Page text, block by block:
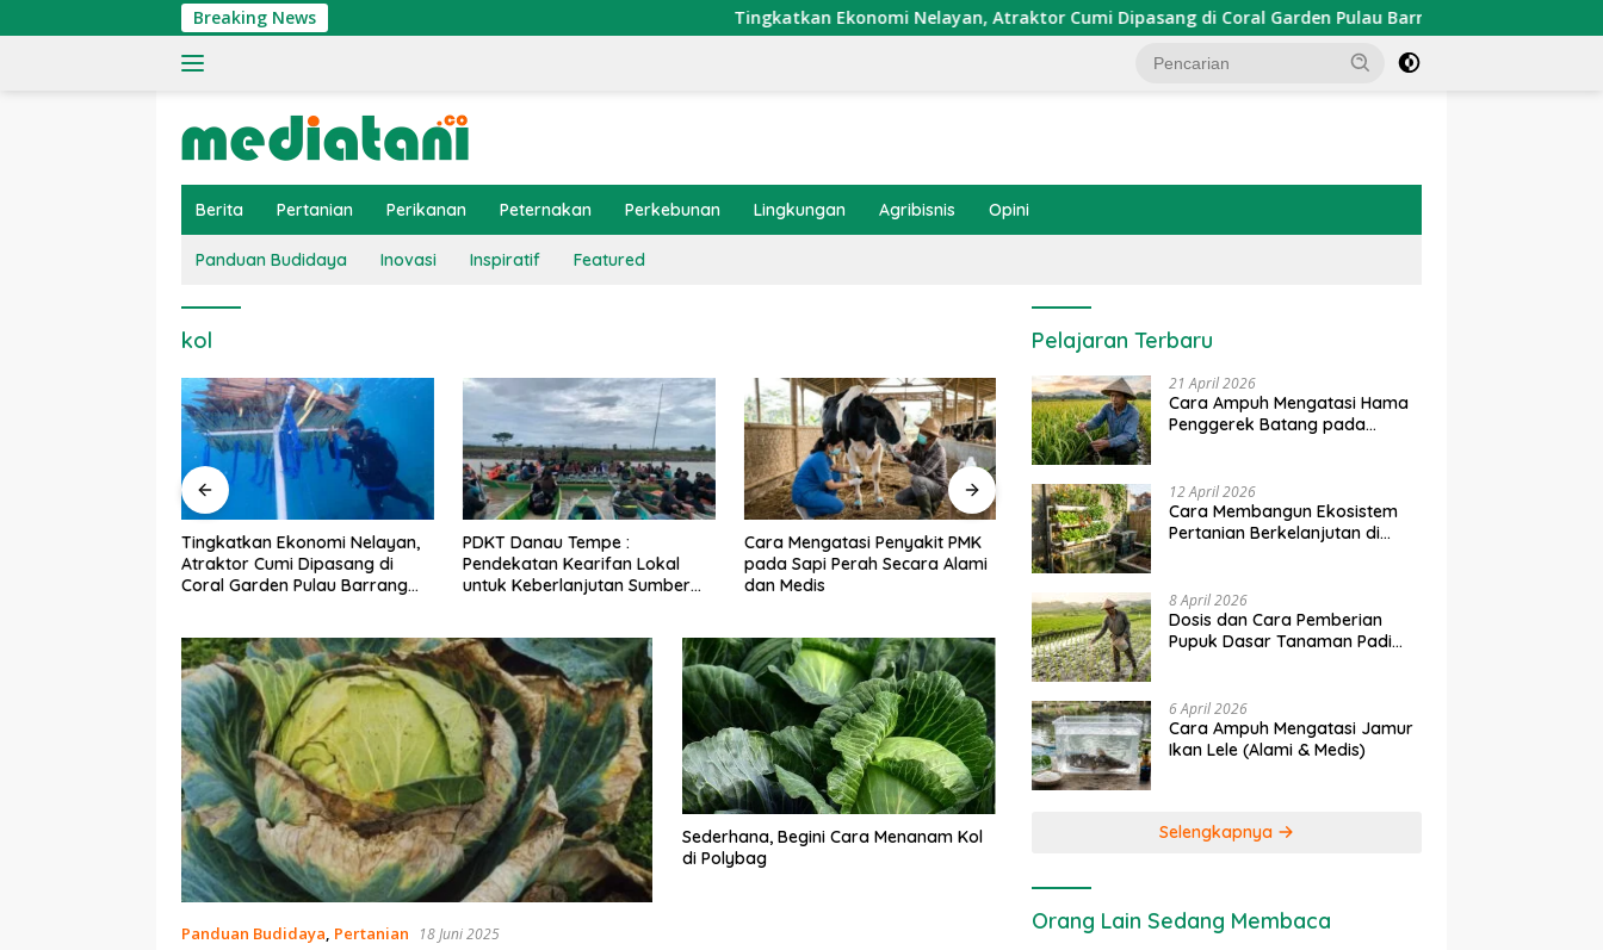
ke
Breaking News Tingkatkan Ekonomi Nelayan, Atraktor Cumi Dipasang di Coral Garden Pulau Barrang Caddi
Berita Pertanian Perikanan Peternakan Perkebunan Lingkungan Agribisnis Opini
Panduan Budidaya Inovasi Inspiratif Featured
kol
PDKT Danau Tempe :
Pendekatan Kearifan Lokal
untuk Keberlanjutan Sumber
Cara Mengatasi Penyakit PMK
pada Sapi Perah Secara Alami
dan Medis
Dosis dan Cara Pemupukan
Tanaman Padi pada Fase
Vegetatif Aktif yang Tepat
Penerapan IoT dalam
Pertanian Modern di Indonesia
Ekonomi Sumber Daya Lahan:
Panduan Budidaya, Pertanian 18 Juni 2025
Sederhana, Begini Cara Menanam Kol
di Polybag
Pelajaran Terbaru
21 April 2026
Cara Ampuh Mengatasi Hama
Penggerek Batang pada
12 April 2026
Cara Membangun Ekosistem
Pertanian Berkelanjutan di
8 April 2026
Dosis dan Cara Pemberian
Pupuk Dasar Tanaman Padi
6 April 2026
Cara Ampuh Mengatasi Jamur
Ikan Lele (Alami & Medis)
Selengkapnya
Orang Lain Sedang Membaca